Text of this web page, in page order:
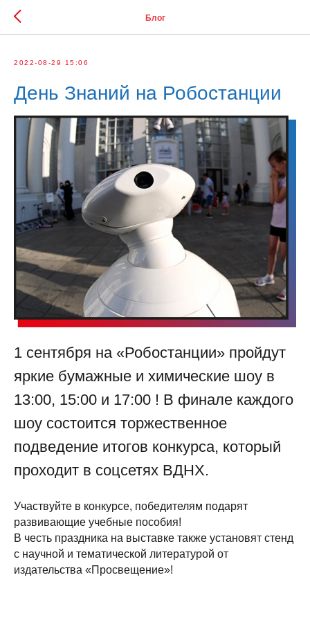
Блог
2022-08-29 15:06
День Знаний на Робостанции
1 сентября на «Робостанции» пройдут
яркие бумажные и химические шоу в
13:00, 15:00 и 17:00 ! В финале каждого
шоу состоится торжественное
подведение итогов конкурса, который
проходит в соцсетях ВДНХ.
Участвуйте в конкурсе, победителям подарят
развивающие учебные пособия!
В честь праздника на выставке также установят стенд
с научной и тематической литературой от
издательства «Просвещение»!